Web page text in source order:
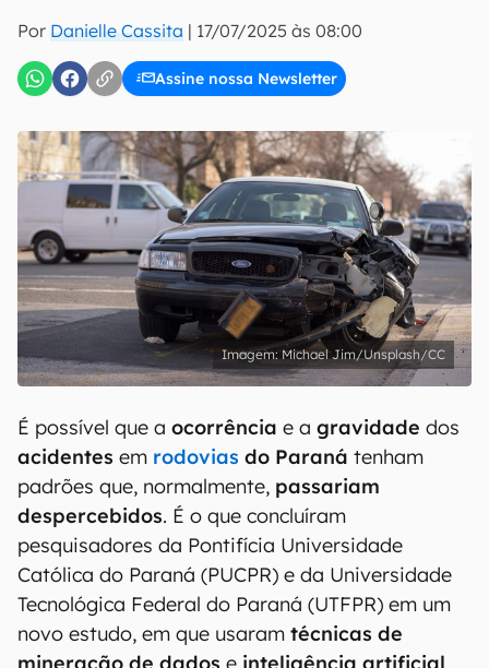
Por Danielle Cassita | 17/07/2025 às 08:00
Assine nossa Newsletter
inscreva-se
Uso e Política de Privacidade do Canaltech.
Michael Jim/Unsplash/CC
É possível que a ocorrência e a gravidade dos
acidentes em rodovias do Paraná tenham
padrões que, normalmente, passariam
despercebidos. É o que concluíram
pesquisadores da Pontifícia Universidade
Católica do Paraná (PUCPR) e da Universidade
Tecnológica Federal do Paraná (UTFPR) em um
novo estudo, em que usaram técnicas de